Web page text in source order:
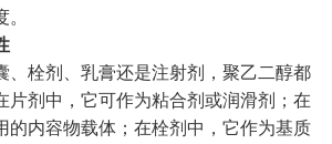
。
、栓剂、乳膏还是注射剂，聚乙二醇都
片剂中，它可作为粘合剂或润滑剂；在
的内容物载体；在栓剂中，它作为基质